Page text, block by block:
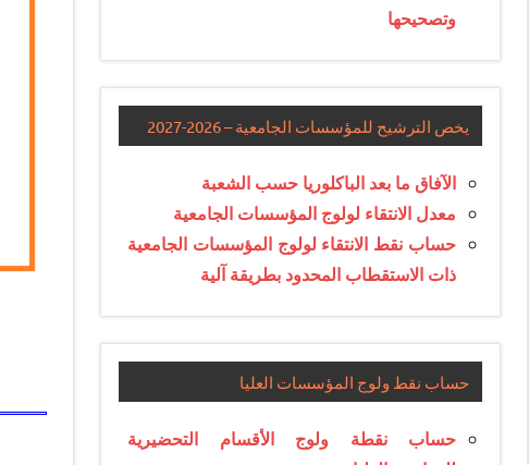
وتصحيحها
يخص الترشيح للمؤسسات الجامعية – 2026-2027
الآفاق ما بعد الباكلوريا حسب الشعبة
معدل الانتقاء لولوج المؤسسات الجامعية
حساب نقط الانتقاء لولوج المؤسسات الجامعية
ذات الاستقطاب المحدود بطريقة آلية
حساب نقط ولوج المؤسسات العليا
حساب نقطة ولوج الأقسام التحضيرية